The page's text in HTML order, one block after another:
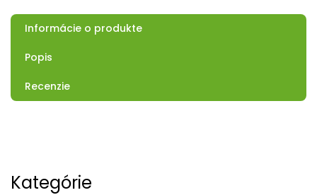
Informácie o produkte
Popis
Recenzie
Kategórie